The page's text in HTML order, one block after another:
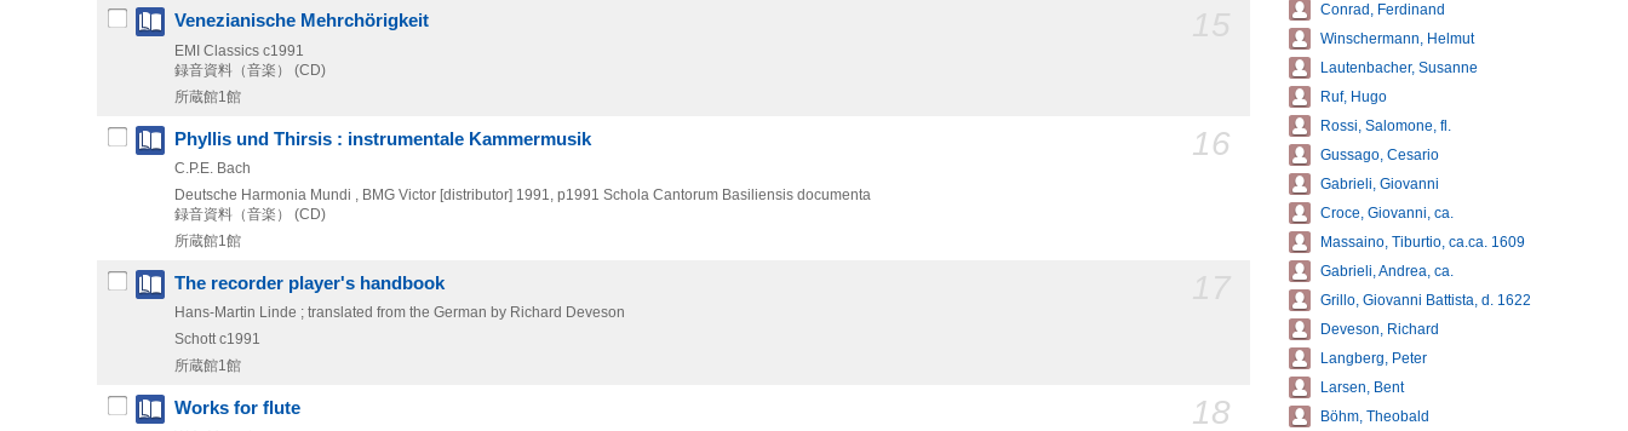
Venezianische Mehrchörigkeit
EMI Classics c1991
録音資料（音楽） (CD)
所蔵館1館
16
Phyllis und Thirsis : instrumentale Kammermusik
C.P.E. Bach
Deutsche Harmonia Mundi , BMG Victor [distributor] 1991, p1991 Schola Cantorum Basiliensis documenta
録音資料（音楽） (CD)
所蔵館1館
The recorder player's handbook
Hans-Martin Linde ; translated from the German by Richard Deveson
Schott c1991
所蔵館1館
18
Works for flute
Conrad, Ferdinand
Winschermann, Helmut
Lautenbacher, Susanne
Ruf, Hugo
Rossi, Salomone, fl.
Gussago, Cesario
Gabrieli, Giovanni
Croce, Giovanni, ca.
Massaino, Tiburtio, ca.ca. 1609
Gabrieli, Andrea, ca.
Grillo, Giovanni Battista, d. 1622
Deveson, Richard
Langberg, Peter
Larsen, Bent
Böhm, Theobald